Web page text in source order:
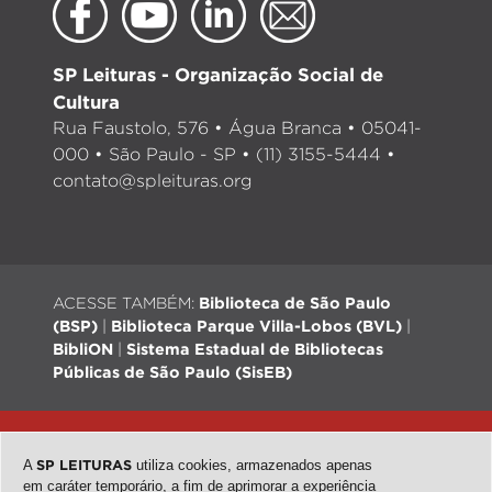
SP Leituras - Organização Social de
Cultura
Rua Faustolo, 576 • Água Branca • 05041-
000 • São Paulo - SP • (11) 3155-5444 •
contato@spleituras.org
ACESSE TAMBÉM: Biblioteca de São Paulo
(BSP)
Biblioteca Parque Villa-Lobos (BVL)
BibliON
Sistema Estadual de Bibliotecas
Públicas de São Paulo (SisEB)
QubeDesign
| Arte: Passarim db
A SP LEITURAS utiliza cookies, armazenados apenas
em caráter temporário, a fim de aprimorar a experiência